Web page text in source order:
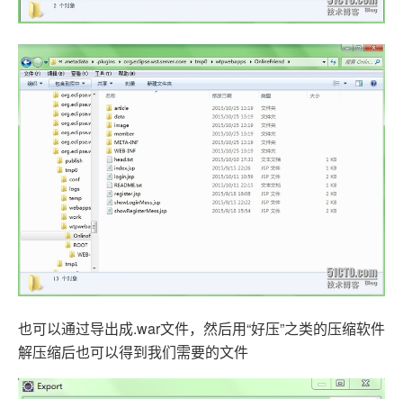
也可以通过导出成.war文件，然后用“好压”之类的压缩软件
解压缩后也可以得到我们需要的文件